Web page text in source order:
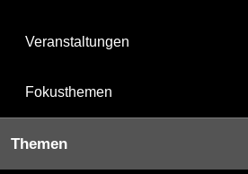
Veranstaltungen
Fokusthemen
Themen